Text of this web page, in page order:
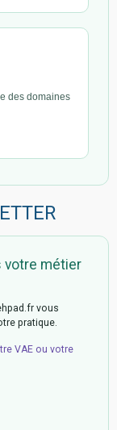
des domaines
votre métier
vous
pratique.
VAE ou votre